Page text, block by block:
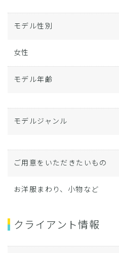
モデル性別
女性
モデル年齢
モデルジャンル
ご用意をいただきたいもの
お洋服まわり、小物など
クライアント情報